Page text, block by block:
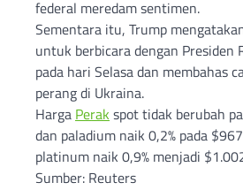
federal meredam sentimen.
Sementara itu, Trump
untuk berbicara dengan Presiden
pada hari Selasa dan membahas
perang di Ukraina.
Harga Perak spot tidak berubah
dan paladium naik 0,2% pada
platinum naik 0,9% menjadi
Sumber: Reuters